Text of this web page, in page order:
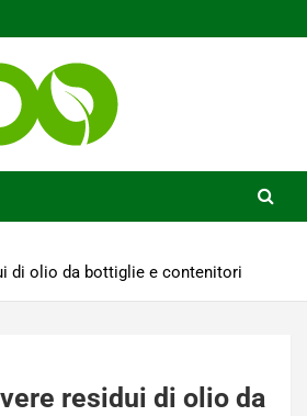
di olio da bottiglie e contenitori
residui di olio da